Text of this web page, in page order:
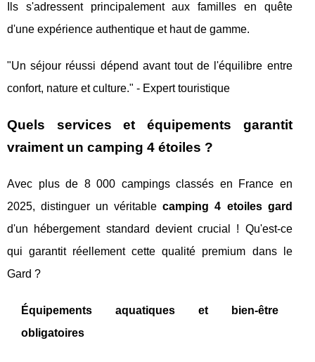
Ils s'adressent principalement aux familles en quête
d'une expérience authentique et haut de gamme.
"Un séjour réussi dépend avant tout de l'équilibre entre
confort, nature et culture." - Expert touristique
Quels services et équipements garantit
vraiment un camping 4 étoiles ?
Avec plus de 8 000 campings classés en France en
2025, distinguer un véritablecamping 4 etoiles gard
d'un hébergement standard devient crucial ! Qu'est-ce
qui garantit réellement cette qualité premium dans le
Gard ?
Équipements aquatiques et bien-être
obligatoires